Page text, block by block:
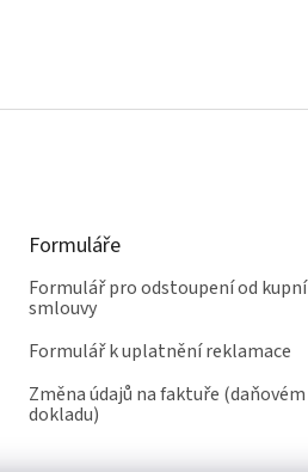
p
Formuláře
Formulář pro odstoupení od kupní
smlouvy
Formulář k uplatnění reklamace
Změna údajů na faktuře (daňovém
dokladu)